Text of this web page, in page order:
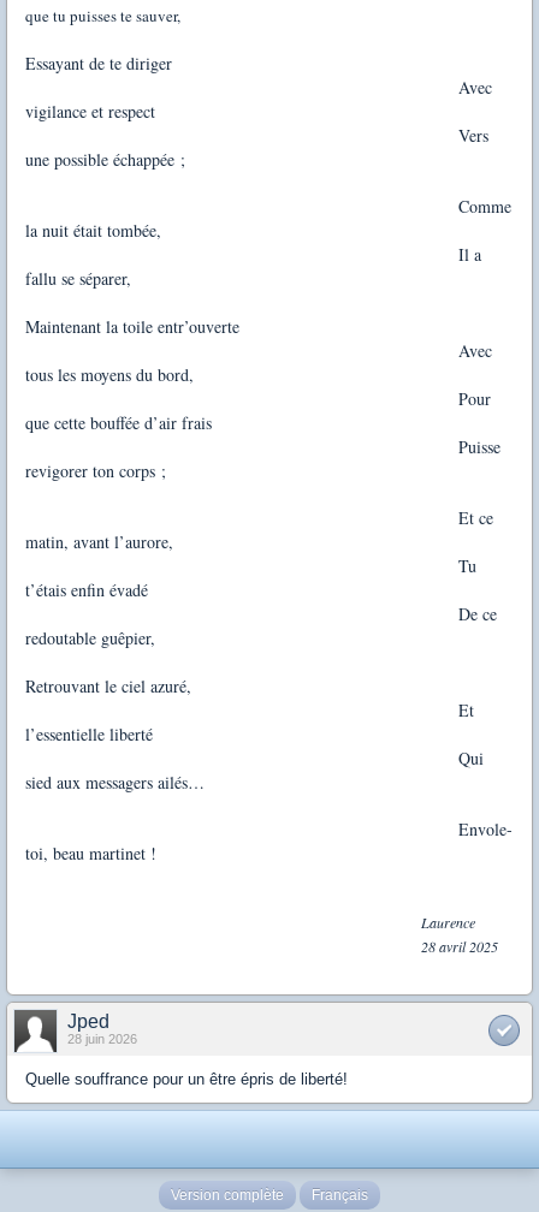
que tu puisses te sauver,
Essayant de te diriger
Avec
vigilance et respect
Vers
une possible échappée ;
Comme
la nuit était tombée,
Il a
fallu se séparer,
Maintenant la toile entr’ouverte
Avec
tous les moyens du bord,
Pour
que cette bouffée d’air frais
Puisse
revigorer ton corps ;
Et ce
matin, avant l’aurore,
Tu
t’étais enfin évadé
De ce
redoutable guêpier,
Retrouvant le ciel azuré,
Et
l’essentielle liberté
Qui
sied aux messagers ailés…
Envole-
toi, beau martinet !
Laurence
28 avril 2025
Jped
28 juin 2026
Quelle souffrance pour un être épris de liberté!
Version complète Français